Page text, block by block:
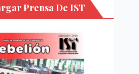
Prensa De IST